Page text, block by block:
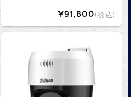
¥91,800(税込)